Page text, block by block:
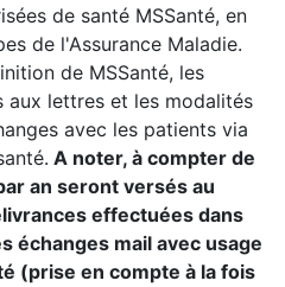
de santé MSSanté, en
de l'Assurance Maladie.
de MSSanté, les
lettres et les modalités
avec les patients via
A noter, à compter de
an seront versés au
effectuées dans
échanges mail avec usage
(prise en compte à la fois